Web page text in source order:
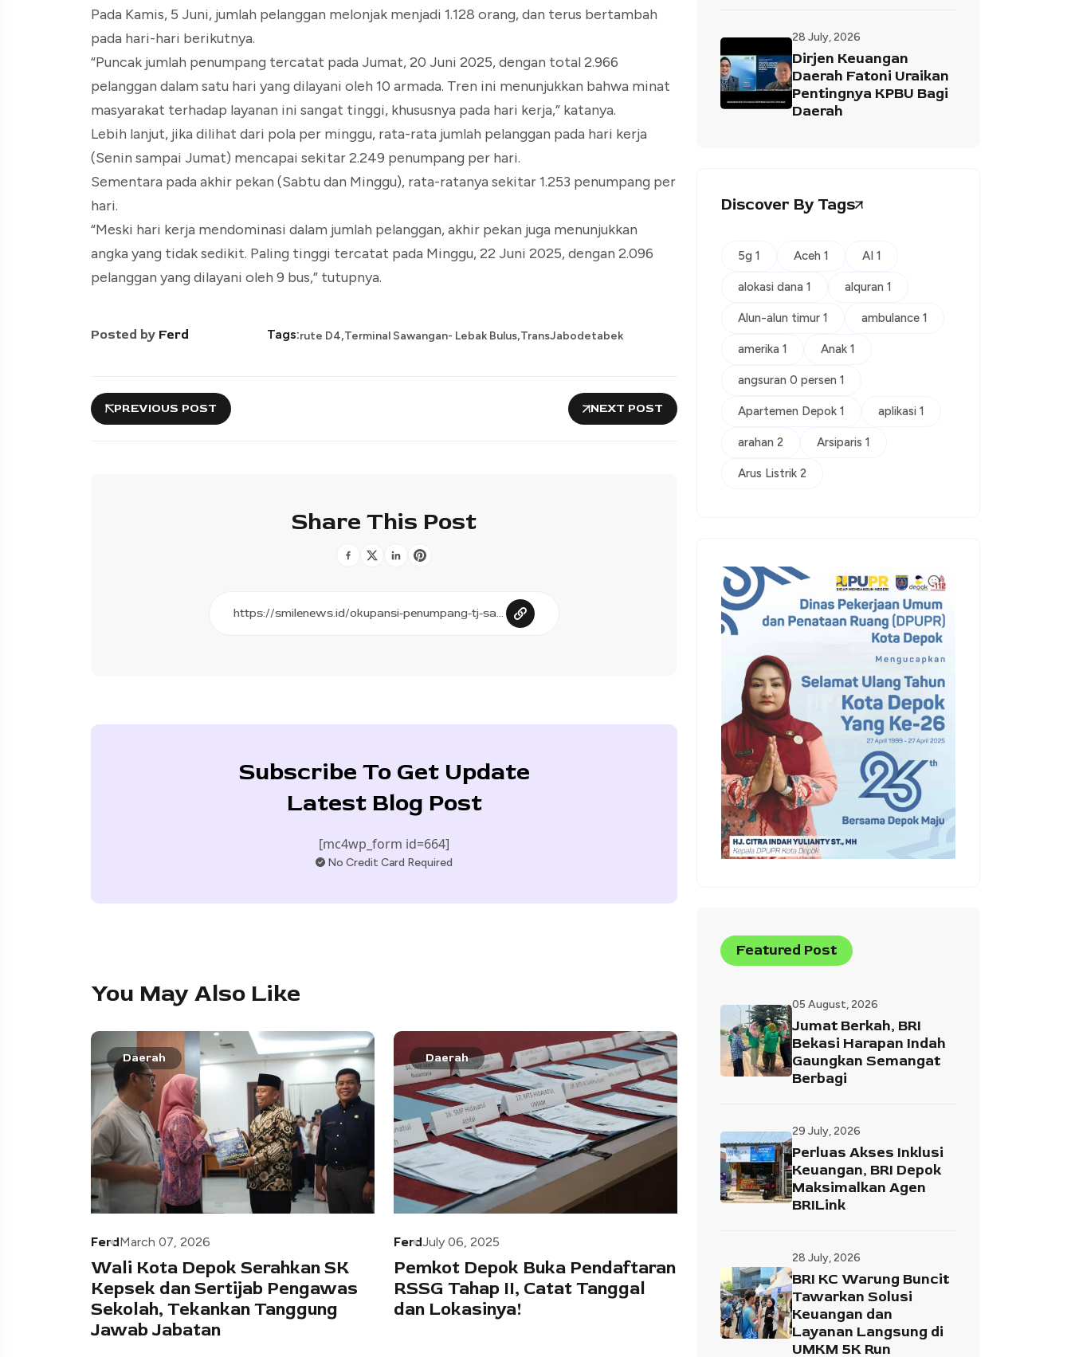
Pada Kamis, 5 Juni, jumlah pelanggan melonjak menjadi 1.128 orang, dan terus bertambah
pada hari-hari berikutnya.
“Puncak jumlah penumpang tercatat pada Jumat, 20 Juni 2025, dengan total 2.966
pelanggan dalam satu hari yang dilayani oleh 10 armada. Tren ini menunjukkan bahwa minat
masyarakat terhadap layanan ini sangat tinggi, khususnya pada hari kerja,” katanya.
Lebih lanjut, jika dilihat dari pola per minggu, rata-rata jumlah pelanggan pada hari kerja
(Senin sampai Jumat) mencapai sekitar 2.249 penumpang per hari.
Sementara pada akhir pekan (Sabtu dan Minggu), rata-ratanya sekitar 1.253 penumpang per
hari.
“Meski hari kerja mendominasi dalam jumlah pelanggan, akhir pekan juga menunjukkan
angka yang tidak sedikit. Paling tinggi tercatat pada Minggu, 22 Juni 2025, dengan 2.096
pelanggan yang dilayani oleh 9 bus,” tutupnya.
Posted by Ferd Tags:rute D4,Terminal Sawangan- Lebak Bulus,TransJabodetabek
PREVIOUS POST NEXT POST
Share This Post
Subscribe To Get Update
Latest Blog Post
[mc4wp_form id=664]
No Credit Card Required
You May Also Like
Daerah
FerdMarch 07, 2026
Wali Kota Depok Serahkan SK
Kepsek dan Sertijab Pengawas
Sekolah, Tekankan Tanggung
Jawab Jabatan
Daerah
FerdJuly 06, 2025
Pemkot Depok Buka Pendaftaran
RSSG Tahap II, Catat Tanggal
dan Lokasinya!
28 July, 2026
Dirjen Keuangan
Daerah Fatoni Uraikan
Pentingnya KPBU Bagi
Daerah
Discover By Tags
5g 1 Aceh 1 AI 1
alokasi dana 1 alquran 1
Alun-alun timur 1 ambulance 1
amerika 1 Anak 1
angsuran 0 persen 1
Apartemen Depok 1 aplikasi 1
arahan 2 Arsiparis 1
Arus Listrik 2
Featured Post
05 August, 2026
Jumat Berkah, BRI
Bekasi Harapan Indah
Gaungkan Semangat
Berbagi
29 July, 2026
Perluas Akses Inklusi
Keuangan, BRI Depok
Maksimalkan Agen
BRILink
28 July, 2026
BRI KC Warung Buncit
Tawarkan Solusi
Keuangan dan
Layanan Langsung di
UMKM 5K Run